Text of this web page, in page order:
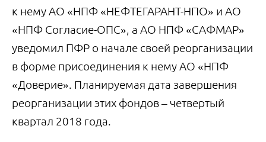
к нему АО «НПФ «НЕФТЕГАРАНТ-НПО» и АО
«НПФ Согласие-ОПС», а АО НПФ «САФМАР»
уведомил ПФР о начале своей реорганизации
в форме присоединения к нему АО «НПФ
«Доверие». Планируемая дата завершения
реорганизации этих фондов – четвертый
квартал 2018 года.